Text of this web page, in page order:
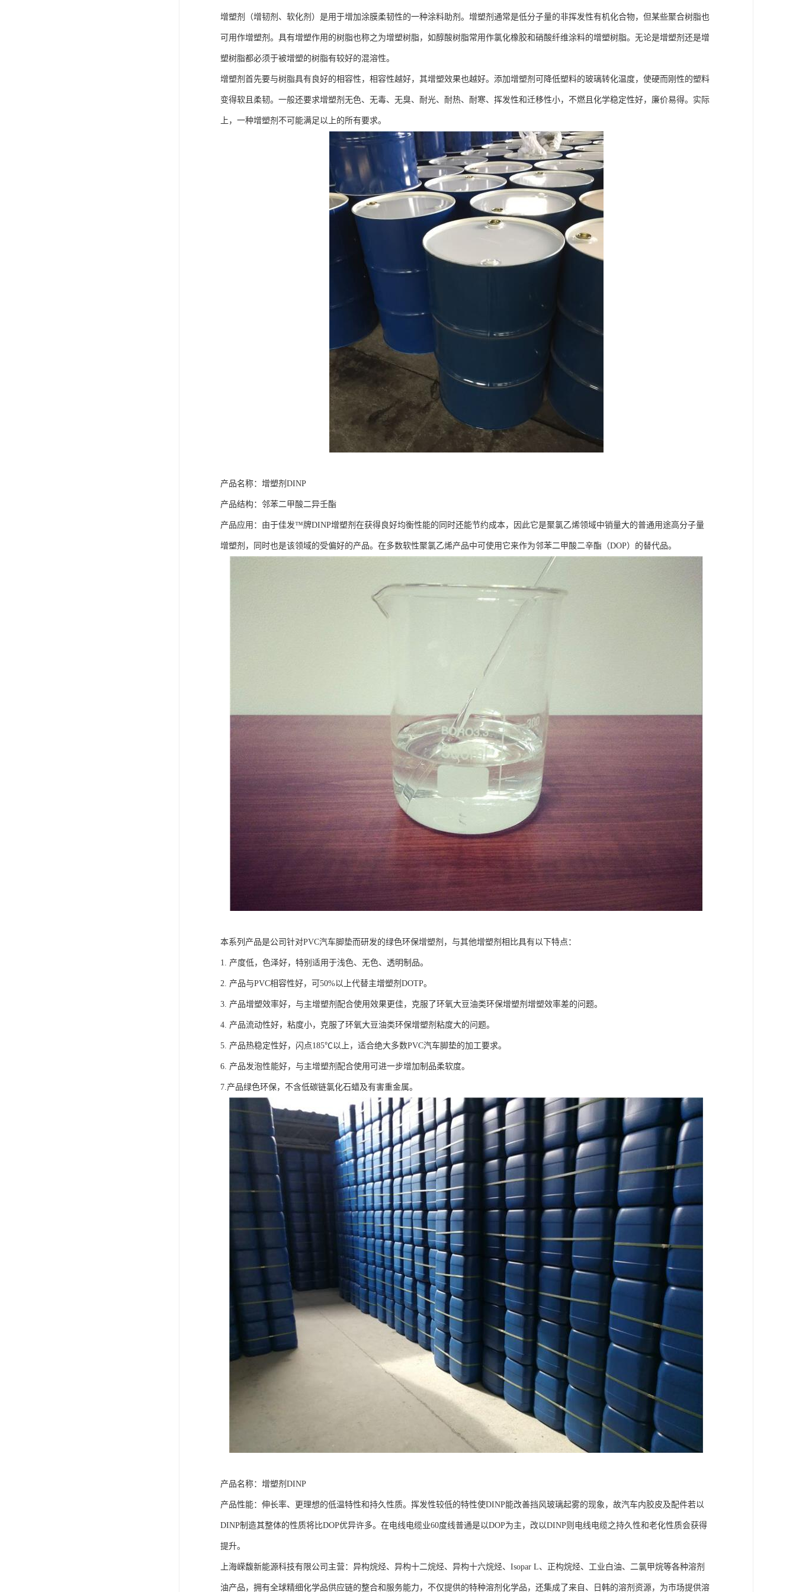
增塑剂（增韧剂、软化剂）是用于增加涂膜柔韧性的一种涂料助剂。增塑剂通常是低分子量的非挥发性有机化合物，但某些聚合树脂也
可用作增塑剂。具有增塑作用的树脂也称之为增塑树脂，如醇酸树脂常用作氯化橡胶和硝酸纤维涂料的增塑树脂。无论是增塑剂还是增
塑树脂都必须于被增塑的树脂有较好的混溶性。
增塑剂首先要与树脂具有良好的相容性，相容性越好，其增塑效果也越好。添加增塑剂可降低塑料的玻璃转化温度，使硬而刚性的塑料
变得软且柔韧。一般还要求增塑剂无色、无毒、无臭、耐光、耐热、耐寒、挥发性和迁移性小，不燃且化学稳定性好，廉价易得。实际
上，一种增塑剂不可能满足以上的所有要求。
产品名称：增塑剂DINP
产品结构：邻苯二甲酸二异壬酯
产品应用：由于佳发™牌DINP增塑剂在获得良好均衡性能的同时还能节约成本，因此它是聚氯乙烯领域中销量大的普通用途高分子量
增塑剂，同时也是该领域的受偏好的产品。在多数软性聚氯乙烯产品中可使用它来作为邻苯二甲酸二辛酯（DOP）的替代品。
本系列产品是公司针对PVC汽车脚垫而研发的绿色环保增塑剂，与其他增塑剂相比具有以下特点：
1. 产度低，色泽好，特别适用于浅色、无色、透明制品。
2. 产品与PVC相容性好，可50%以上代替主增塑剂DOTP。
3. 产品增塑效率好，与主增塑剂配合使用效果更佳，克服了环氧大豆油类环保增塑剂增塑效率差的问题。
4. 产品流动性好，粘度小，克服了环氧大豆油类环保增塑剂粘度大的问题。
5. 产品热稳定性好，闪点185℃以上，适合绝大多数PVC汽车脚垫的加工要求。
6. 产品发泡性能好，与主增塑剂配合使用可进一步增加制品柔软度。
7.产品绿色环保，不含低碳链氯化石蜡及有害重金属。
产品名称：增塑剂DINP
产品性能：伸长率、更理想的低温特性和持久性质。挥发性较低的特性使DINP能改善挡风玻璃起雾的现象，故汽车内胶皮及配件若以
DINP制造其整体的性质将比DOP优异许多。在电线电缆业60度线普通是以DOP为主，改以DINP则电线电缆之持久性和老化性质会获得
提升。
上海嵘馥新能源科技有限公司主营：异构烷烃、异构十二烷烃、异构十六烷烃、Isopar L、正构烷烃、工业白油、二氯甲烷等各种溶剂
油产品，拥有全球精细化学品供应链的整合和服务能力，不仅提供的特种溶剂化学品，还集成了来自、日韩的溶剂资源，为市场提供溶